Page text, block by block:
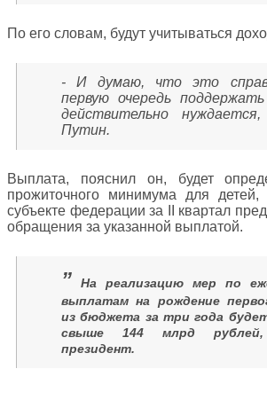
По его словам, будут учитываться
- И думаю, что это
первую очередь
действительно
Путин.
Выплата, пояснил он, будет
прожиточного минимума для детей,
субъекте федерации за II квартал
обращения за указанной выплатой.
”
На реализацию мер по
выплатам на рождение
из бюджета за три года
свыше 144 млрд рублей,
президент.